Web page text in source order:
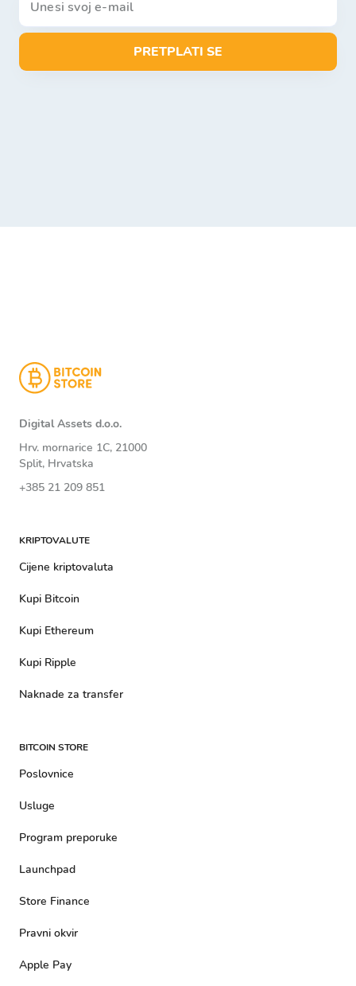
PRETPLATI SE
Digital Assets d.o.o.
Hrv. mornarice 1C, 21000
Split, Hrvatska
+385 21 209 851
KRIPTOVALUTE
Cijene kriptovaluta
Kupi Bitcoin
Kupi Ethereum
Kupi Ripple
Naknade za transfer
BITCOIN STORE
Poslovnice
Usluge
Program preporuke
Launchpad
Store Finance
Pravni okvir
Apple Pay